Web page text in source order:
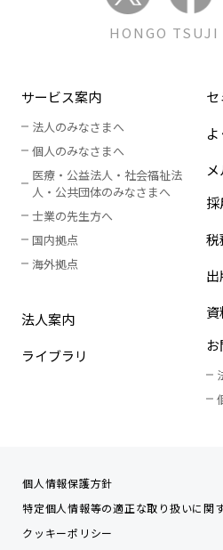
HONGO TSUJI
サービス案内
法人のみなさまへ
個人のみなさまへ
医療・公益法人・社会福祉法
人 ・ 公共団体のみなさまへ
士業の先生方へ
国内拠点
海外拠点
法人案内
ライブラリ
税
個人情報保護方針
特定個人情報等の適正な取り扱いに関
クッキーポリシー